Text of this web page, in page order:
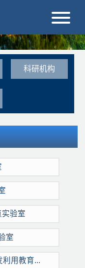
科研机构
验室
室
利用教育...